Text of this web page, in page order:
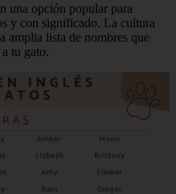
una opción popular para
y con significado. La cultura
amplia lista de nombres que
tu gato.